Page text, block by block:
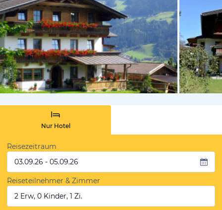
vom
Nur Hotel
Reisezeitraum
03.09.26 - 05.09.26
Reiseteilnehmer & Zimmer
2 Erw, 0 Kinder, 1 Zi.